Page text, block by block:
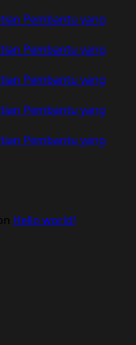
Pembantu yang
Pembantu yang
Pembantu yang
Pembantu yang
Pembantu yang
Hello world!